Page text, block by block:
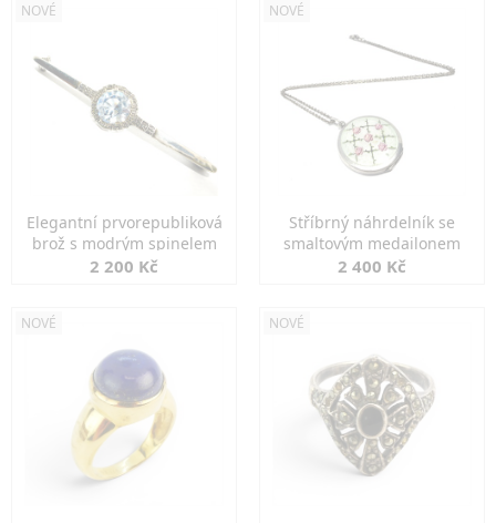
NOVÉ
Elegantní prvorepubliková
brož s modrým spinelem
2 200 Kč
NOVÉ
Stříbrný náhrdelník se
smaltovým medailonem
2 400 Kč
NOVÉ NOVÉ